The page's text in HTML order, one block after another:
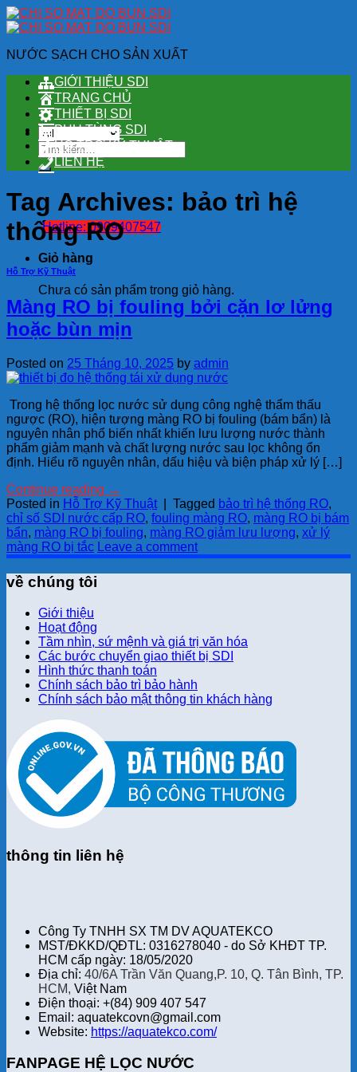
Skip
to
NƯỚC SẠCH CHO SẢN XUẤT
Tìm
kiếm:
Hotline: 0909407547
Giỏ hàng
Chưa có sản phẩm trong giỏ hàng.
GIỚI THIỆU SDI
TRANG CHỦ
THIẾT BỊ SDI
PHỤ TÙNG SDI
HỖ TRỢ KỸ THUẬT
LIÊN HỆ
Tag Archives: bảo trì hệ
thống RO
Hỗ Trợ Kỹ Thuật
Màng RO bị fouling bởi cặn lơ lửng
hoặc bùn mịn
Posted on 25 Tháng 10, 2025 by admin
Trong hệ thống lọc nước sử dụng công nghệ thẩm thấu
ngược (RO), hiện tượng màng RO bị fouling (bám bẩn) là
nguyên nhân phổ biến nhất khiến lưu lượng nước thành
phẩm giảm mạnh và chất lượng nước sau lọc không ổn
định. Hiểu rõ nguyên nhân, dấu hiệu và biện pháp xử lý […]
Continue reading →
Posted in Hỗ Trợ Kỹ Thuật Tagged bảo trì hệ thống RO,
chỉ số SDI nước cấp RO, fouling màng RO, màng RO bị bám
bẩn, màng RO bị fouling, màng RO giảm lưu lượng, xử lý
màng RO bị tắc Leave a comment
về chúng tôi
Giới thiệu
Hoạt động
Tầm nhìn, sứ mệnh và giá trị văn hóa
Các bước chuyển giao thiết bị SDI
Hình thức thanh toán
Chính sách bảo trì bảo hành
Chính sách bảo mật thông tin khách hàng
thông tin liên hệ
Công Ty TNHH SX TM DV AQUATEKCO
MST/ĐKKD/QĐTL: 0316278040 - do Sở KHĐT TP.
HCM cấp ngày: 18/05/2020
Địa chỉ: 40/6A Trần Văn Quang,P. 10, Q. Tân Bình, TP.
HCM, Việt Nam
Điện thoại: +(84) 909 407 547
Email: aquatekcovn@gmail.com
Website: https://aquatekco.com/
FANPAGE HỆ LỌC NƯỚC